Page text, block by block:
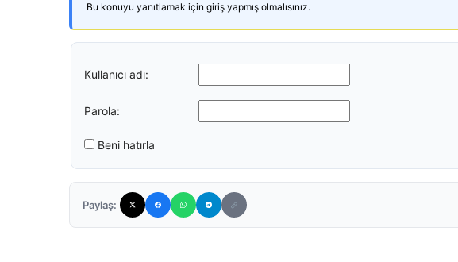
Bu konuyu yanıtlamak için giriş yapmış olmalısınız.
Kullanıcı adı:
Parola:
Beni hatırla
Paylaş: